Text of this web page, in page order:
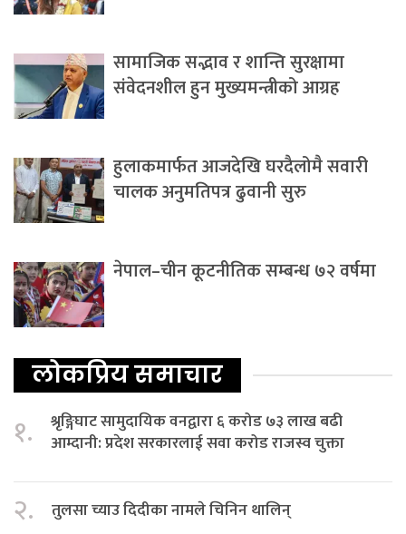
सामाजिक सद्भाव र शान्ति सुरक्षामा
संवेदनशील हुन मुख्यमन्त्रीको आग्रह
हुलाकमार्फत आजदेखि घरदैलोमै सवारी
चालक अनुमतिपत्र ढुवानी सुरु
नेपाल–चीन कूटनीतिक सम्बन्ध ७२ वर्षमा
लोकप्रिय समाचार
१.
श्रृङ्गिघाट सामुदायिक वनद्वारा ६ करोड ७३ लाख बढी
आम्दानी: प्रदेश सरकारलाई सवा करोड राजस्व चुक्ता
२. तुलसा च्याउ दिदीका नामले चिनिन थालिन्